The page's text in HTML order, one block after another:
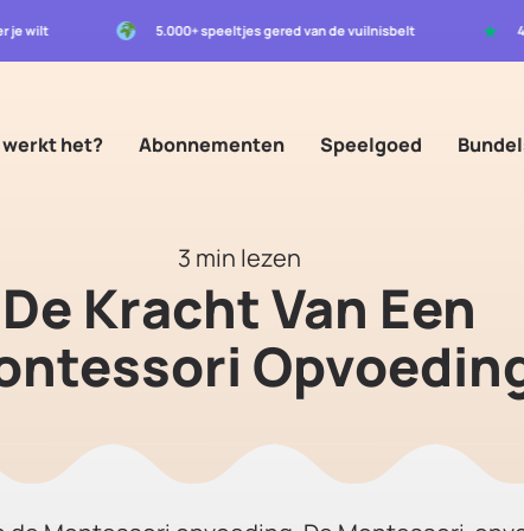
je wilt 5.000+ speeltjes gered van de vuilnisbelt ★
werkt het? Abonnementen Speelgoed
Montessori Opvoeding
3 min lezen
De Kracht Van Een